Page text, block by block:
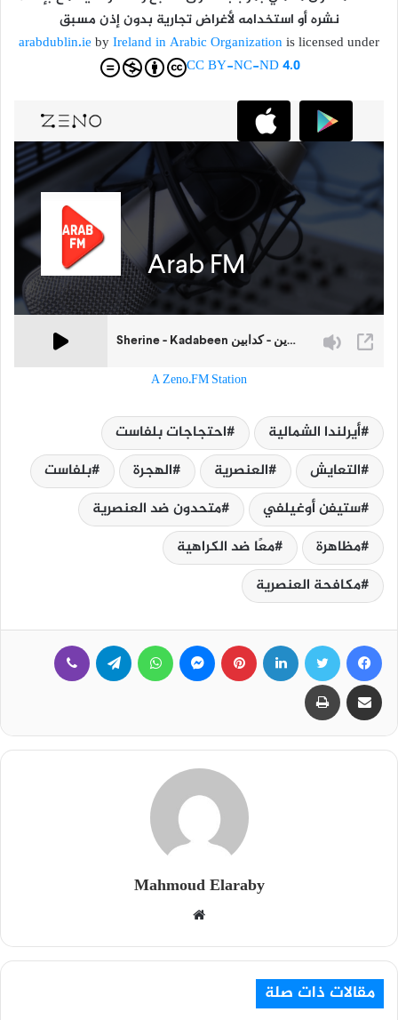
نشره أو استخدامه لأغراض تجارية بدون إذن مسبق
arabdublin.ie byIreland in Arabic Organizationis licensed under
CC BY-NC-ND 4.0
A Zeno.FM Station
أيرلندا الشمالية
احتجاجات بلفاست
التعايش
العنصرية الهجرة
بلفاست
ستيفن أوغيلفي
متحدون ضد العنصرية
مظاهرة
معًا ضد الكراهية
مكافحة العنصرية
Mahmoud Elaraby
ق
مقالات ذات صلة